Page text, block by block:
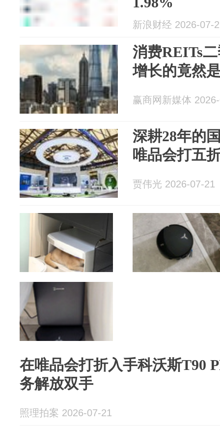
新浪财经 2026-07-
消费REITs
增长的竟然
赢商网新媒体
深耕28年的
唯品会打五
贾伟光 2026-07-21
在唯品会打折入手科沃斯T90
务解放双手
照理拍案 2026-07-21